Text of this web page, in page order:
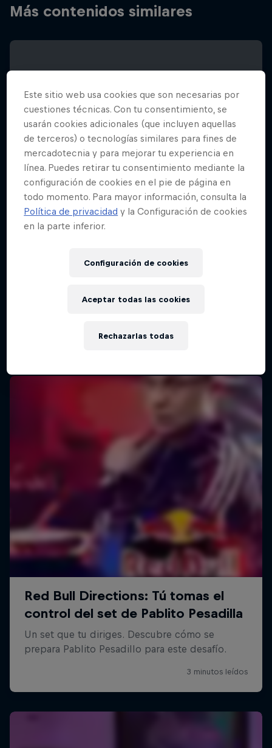
Más contenidos similares
Red Bull Batalla Final Torneo de Plazas
Este sitio web usa cookies que son necesarias por
cuestiones técnicas. Con tu consentimiento, se
usarán cookies adicionales (que incluyen aquellas
de terceros) o tecnologías similares para fines de
mercadotecnia y para mejorar tu experiencia en
línea. Puedes retirar tu consentimiento mediante la
configuración de cookies en el pie de página en
todo momento. Para mayor información, consulta la
Política de privacidad y la Configuración de cookies
en la parte inferior.
Configuración de cookies
Rechazarlas todas
Aceptar todas las cookies